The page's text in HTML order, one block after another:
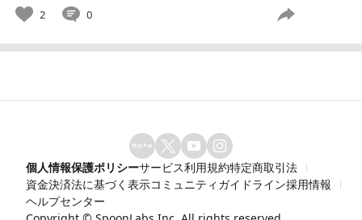
2 0
個人情報保護ポリシーサービス利用規約特定商取引法
資金決済法に基づく表示コミュニティガイドライン採用情報
ヘルプセンター